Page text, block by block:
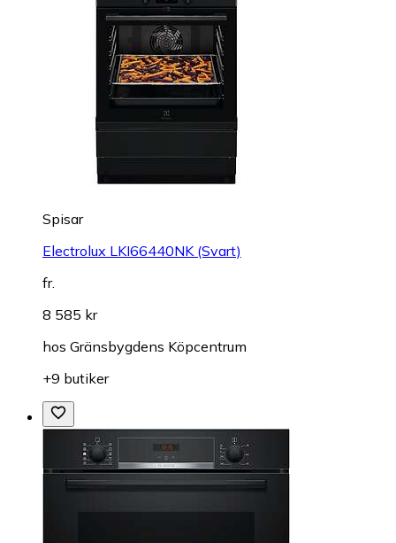
Spisar
Electrolux LKI66440NK (Svart)
fr.
8 585 kr
hos Gränsbygdens Köpcentrum
+9 butiker